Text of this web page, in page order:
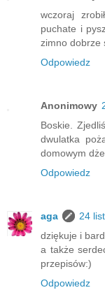
wczoraj
puchate i
zimno dobrze
Odpowiedz
Anonimowy
Boskie.
dwulatka
domowym
Odpowiedz
aga
24
dziękuje i
a także
przepisów:)
Odpowiedz